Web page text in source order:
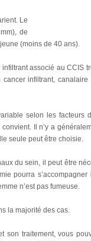
Le
de
(moins de 40 ans).
associé au CCIS
infiltrant,
selon les facteurs
Il n’y a
seule peut être choisie.
du sein, il peut être
pourra
n’est pas fumeuse.
la majorité des cas.
son traitement, vous